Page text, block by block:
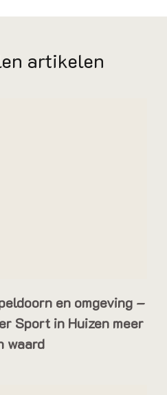
artikelen
en omgeving –
Sport in Huizen meer
waard